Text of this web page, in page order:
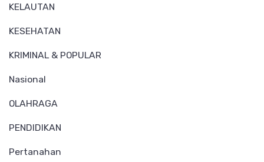
KELAUTAN
KESEHATAN
KRIMINAL & POPULAR
Nasional
OLAHRAGA
PENDIDIKAN
Pertanahan